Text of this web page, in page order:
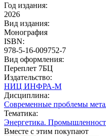
Год издания:
2026
Вид издания:
Монография
ISBN:
978-5-16-009752-7
Вид оформления:
Переплет 7БЦ
Издательство:
НИЦ ИНФРА-М
Дисциплина:
Современные проблемы
Тематика:
Энергетика.
Вместе с этим покупают